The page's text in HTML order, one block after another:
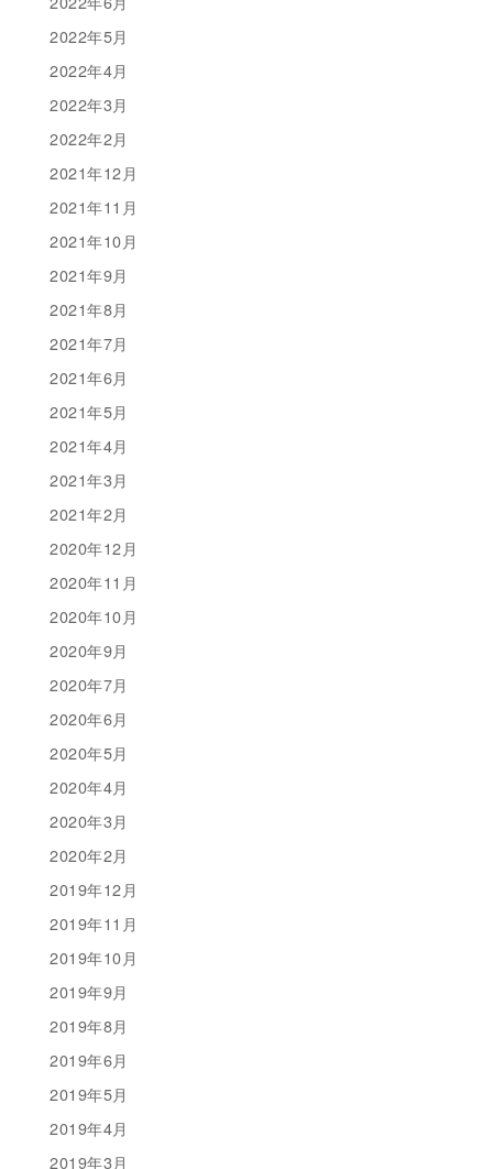
2022年5月
2022年4月
2022年3月
2022年2月
2021年12月
2021年11月
2021年10月
2021年9月
2021年8月
2021年7月
2021年6月
2021年5月
2021年4月
2021年3月
2021年2月
2020年12月
2020年11月
2020年10月
2020年9月
2020年7月
2020年6月
2020年5月
2020年4月
2020年3月
2020年2月
2019年12月
2019年11月
2019年10月
2019年9月
2019年8月
2019年6月
2019年5月
2019年4月
2019年3月